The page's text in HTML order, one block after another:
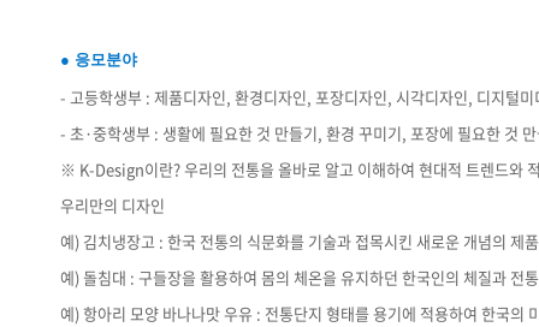
● 응모분야
- 고등학생부 : 제품디자인, 환경디자인, 포장디자인, 시각디자인, 디지털
- 초·중학생부 : 생활에 필요한 것 만들기, 환경 꾸미기, 포장에 필요한 것
※ K-Design이란? 우리의 전통을 올바로 알고 이해하여 현대적 트렌드와
우리만의 디자인
예) 김치냉장고 : 한국 전통의 식문화를 기술과 접목시킨 새로운 개념의 제품
예) 돌침대 : 구들장을 활용하여 몸의 체온을 유지하던 한국인의 체질과 전
예) 항아리 모양 바나나맛 우유 : 전통단지 형태를 용기에 적용하여 한국의